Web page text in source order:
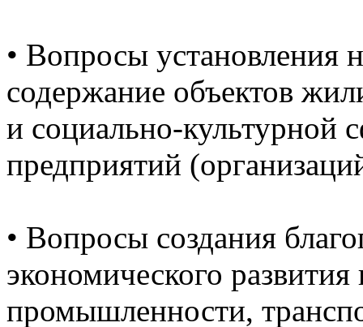
• Вопросы установления
содержание объектов
и социально-культурной
предприятий
• Вопросы создания
экономического развития
промышленности,